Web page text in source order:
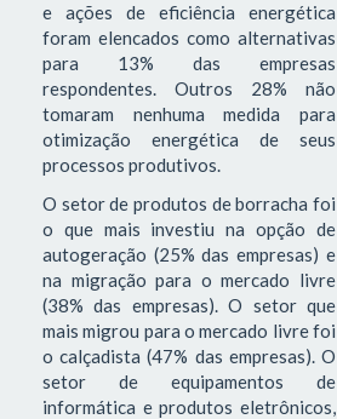
e ações de eficiência energética
foram elencados como alternativas
para 13% das empresas
respondentes. Outros 28% não
tomaram nenhuma medida para
otimização energética de seus
processos produtivos.
O setor de produtos de borracha foi
o que mais investiu na opção de
autogeração (25% das empresas) e
na migração para o mercado livre
(38% das empresas). O setor que
mais migrou para o mercado livre foi
o calçadista (47% das empresas). O
setor de equipamentos de
informática e produtos eletrônicos,